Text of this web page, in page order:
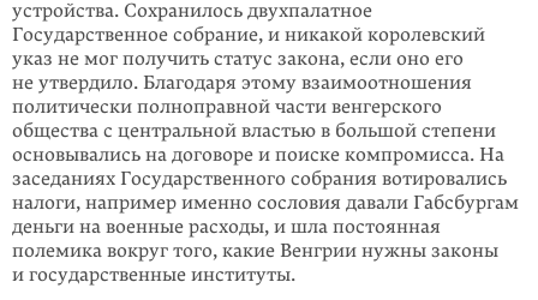
устройства. Сохранилось двухпалатное
Государственное собрание, и никакой королевский
указ не мог получить статус закона, если оно его
не утвердило. Благодаря этому взаимоотношения
политически полноправной части венгерского
общества с центральной властью в большой степени
основы­вались на договоре и поиске компромисса. На
заседаниях Государственного собрания вотировались
налоги, например именно сословия давали Габсбургам
деньги на военные расходы, и шла постоянная
полемика вокруг того, какие Венгрии нужны законы
и государственные институты.